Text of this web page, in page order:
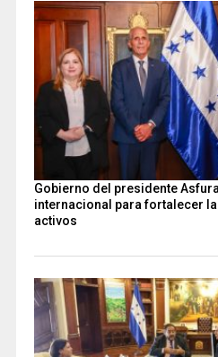
Gobierno del presidente
internacional para fortalecer
activos